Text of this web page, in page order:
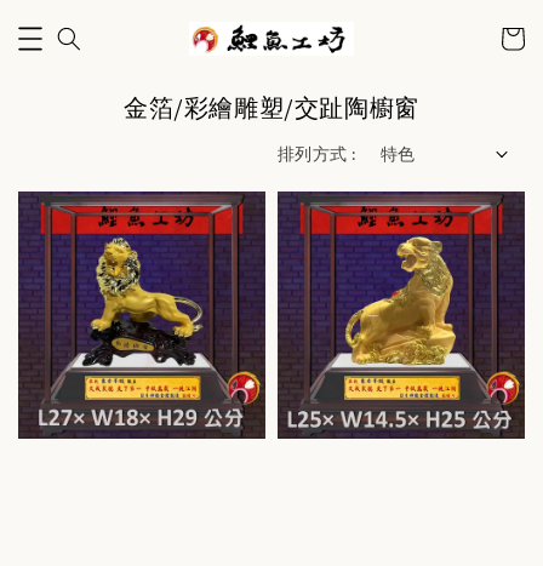
金箔/彩繪雕塑/交趾陶櫥窗
排列方式 :